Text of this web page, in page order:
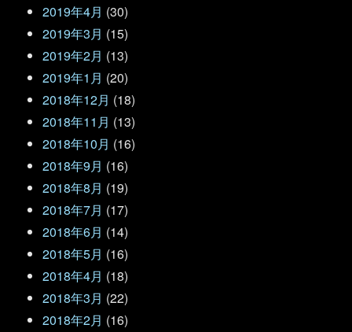
2019年4月 (30)
2019年3月 (15)
2019年2月 (13)
2019年1月 (20)
2018年12月 (18)
2018年11月 (13)
2018年10月 (16)
2018年9月 (16)
2018年8月 (19)
2018年7月 (17)
2018年6月 (14)
2018年5月 (16)
2018年4月 (18)
2018年3月 (22)
2018年2月 (16)